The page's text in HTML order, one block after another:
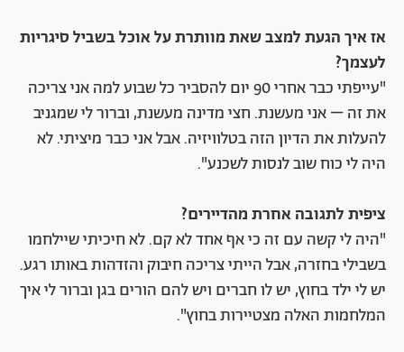
אז איך הגעת למצב שאת מוותרת על אוכל בשביל סיגריות
לעצמך?
"עייפתי כבר אחרי 90 יום להסביר כל שבוע למה אני צריכה
את זה – אני מעשנת. חצי מדינה מעשנת, וברור לי שמגניב
להעלות את הדיון הזה בטלוויזיה. אבל אני כבר מיציתי. לא
היה לי כוח שוב לנסות לשכנע".
ציפית לתגובה אחרת מהדיירים?
"היה לי קשה עם זה כי אף אחד לא קם. לא חיכיתי שיילחמו
בשבילי בחזרה, אבל הייתי צריכה חיבוק והזדהות באותו רגע.
יש לי ילד בחוץ, יש לו חברים ויש להם הורים בגן וברור לי איך
המלחמות האלה מצטיירות בחוץ".